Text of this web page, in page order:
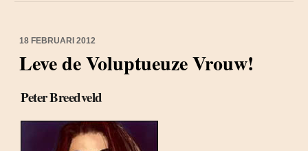
18 FEBRUARI 2012
Leve de Voluptueuze Vrouw!
Peter Breedveld